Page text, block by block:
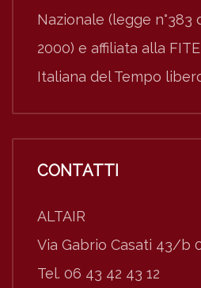
Nazionale (legge n°383
2000) e affiliata alla
Italiana del Tempo
CONTATTI
ALTAIR
Via Gabrio Casati 43/b
Tel. 06 43 42 43 12